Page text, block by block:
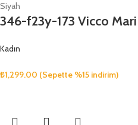
Siyah
346-f23y-173 Vicco
Kadın
₺1,299.00 (Sepette %15 indirim)